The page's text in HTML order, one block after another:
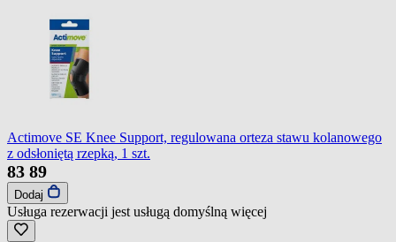
Actimove SE Knee Support, regulowana orteza stawu kolanowego
z odsłoniętą rzepką, 1 szt.
83 89
Dodaj
Usługa rezerwacji jest usługą domyślną więcej